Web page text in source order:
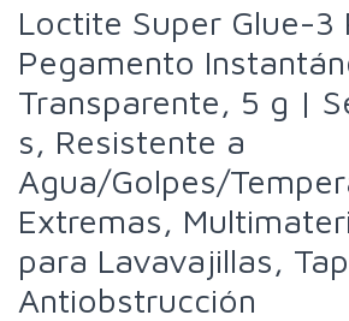
Loctite Super Glue-3
Pegamento
Transparente, 5 g |
s, Resistente a
Agua/Golpes/
Extremas,
para Lavavajillas,
Antiobstrucción